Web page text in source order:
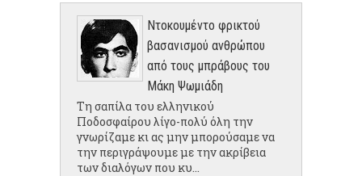
Ντοκουμέντο φρικτού
βασανισμού ανθρώπου
από τους μπράβους του
Μάκη Ψωμιάδη
Τη σαπίλα του ελληνικού
Ποδοσφαίρου λίγο-πολύ όλη την
γνωρίζαμε κι ας μην μπορούσαμε να
την περιγράψουμε με την ακρίβεια
των διαλόγων που κυ...